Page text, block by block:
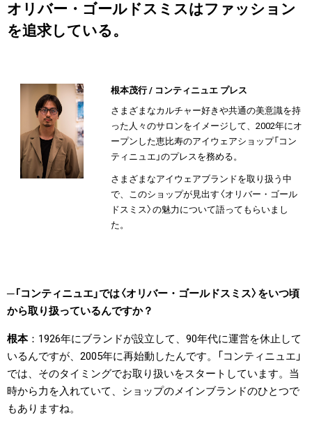
オリバー・ゴールドスミスはファッション
を追求している。
根本茂行 / コンティニュエ プレス
さまざまなカルチャー好きや共通の美意識を持
った人々のサロンをイメージして、2002年にオ
ープンした恵比寿のアイウェアショップ「コン
ティニュエ」のプレスを務める。
さまざまなアイウェアブランドを取り扱う中
で、このショップが見出す〈オリバー・ゴール
ドスミス〉の魅力について語ってもらいまし
た。
「コンティニュエ」では〈オリバー・ゴールドスミス〉をいつ頃
から取り扱っているんですか？
根本
1926年にブランドが設立して、90年代に運営を休止して
いるんですが、2005年に再始動したんです。「コンティニュエ」
では、そのタイミングでお取り扱いをスタートしています。当
時から力を入れていて、ショップのメインブランドのひとつで
もありますね。